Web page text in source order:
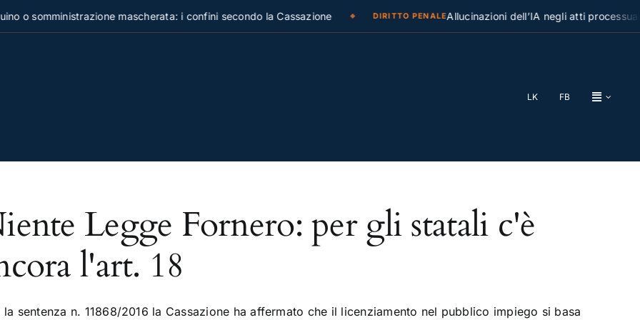
o somministrazione mascherata: i confini secondo la Cassazione DIRITTO PENALEAllucinazioni dell’IA negli atti
LK FB
Legge Fornero: per gli statali c'è
l'art. 18
la sentenza n. 11868/2016 la Cassazione ha affermato che il licenziamento nel pubblico impiego si basa